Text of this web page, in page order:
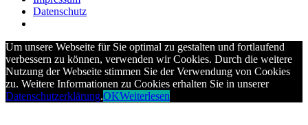
Datenschutz
Um unsere Webseite für Sie optimal zu gestalten und fortlaufend
verbessern zu können, verwenden wir Cookies. Durch die weitere
Nutzung der Webseite stimmen Sie der Verwendung von Cookies
zu. Weitere Informationen zu Cookies erhalten Sie in unserer
Datenschutzerklärung.OKWeiterlesen